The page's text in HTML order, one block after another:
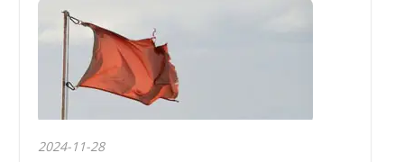
2024-11-28